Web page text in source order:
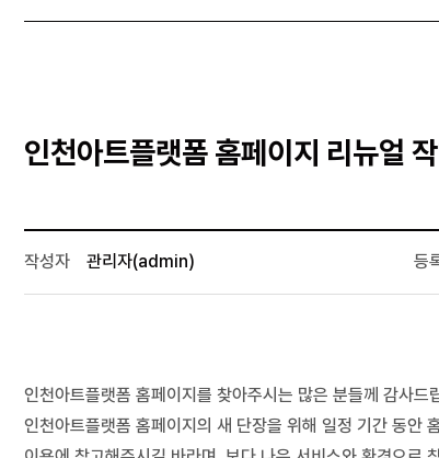
인천아트플랫폼 홈페이지 리뉴얼
작성자 관리자(admin) 등
인천아트플랫폼 홈페이지를 찾아주시는 많은 분들께 감사드
인천아트플랫폼 홈페이지의 새 단장을 위해 일정 기간 동안